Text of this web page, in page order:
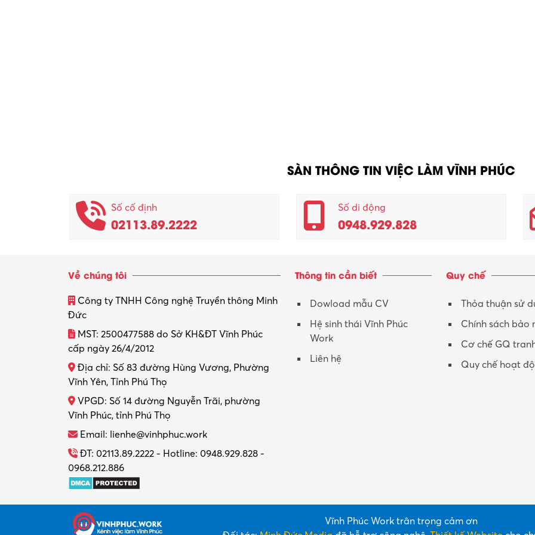
SÀN THÔNG TIN VIỆC LÀM VĨNH PHÚC
Số cố định
02113.89.2222
Số di động
0948.929.828
Về chúng tôi
Công ty TNHH Công nghệ Truyền thông Minh
Đức
MST: 2500477588 do Sở KH&ĐT Vĩnh Phúc
cấp ngày 26/4/2012
Địa chỉ: Số 83 đường Hùng Vương, Phường
Vĩnh Yên, Tỉnh Phú Thọ
VPGD: Số 14 đường Nguyễn Trãi, phường
Vĩnh Phúc, tỉnh Phú Thọ
Email: lienhe@vinhphuc.work
ĐT: 02113.89.2222 - Hotline: 0948.929.828 -
0968.212.886
Thông tin cần biết
Dowload mẫu CV
Hệ sinh thái Vĩnh Phúc
Work
Liên hệ
Quy chế
Thỏa thuận sử
Chính sách bảo
Cơ chế GQ
Quy chế hoạt
Vĩnh Phúc Work trân trọng cảm ơn